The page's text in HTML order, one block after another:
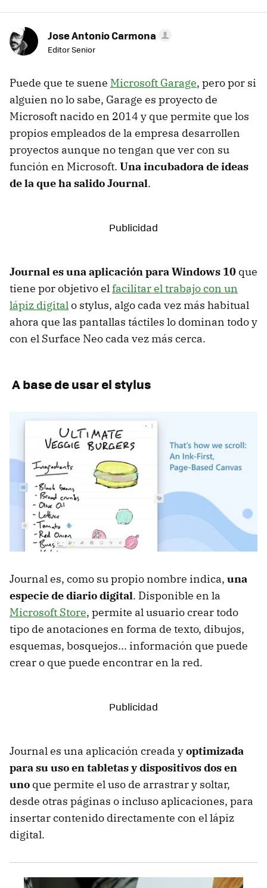
Jose Antonio Carmona
Editor Senior
Puede que te suene Microsoft Garage, pero por si
alguien no lo sabe, Garage es proyecto de
Microsoft nacido en 2014 y que permite que los
propios empleados de la empresa desarrollen
proyectos aunque no tengan que ver con su
función en Microsoft. Una incubadora de ideas
de la que ha salido Journal.
Journal es una aplicación para Windows 10 que
tiene por objetivo elfacilitar el trabajo con un
lápiz digitalo stylus, algo cada vez más habitual
ahora que las pantallas táctiles lo dominan todo y
con el Surface Neo cada vez más cerca.
A base de usar el stylus
Journal es, como su propio nombre indica, una
especie de diario digital. Disponible en la
Microsoft Store, permite al usuario crear todo
tipo de anotaciones en forma de texto, dibujos,
esquemas, bosquejos... información que puede
crear o que puede encontrar en la red.
Journal es una aplicación creada yoptimizada
para su uso en tabletas y dispositivos dos en
uno que permite el uso de arrastrar y soltar,
desde otras páginas o incluso aplicaciones, para
insertar contenido directamente con el lápiz
digital.